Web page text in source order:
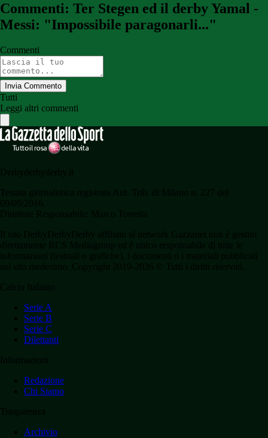
Commenti: Ter Stegen ed il derby Yamal -
Messi: "Impossibile paragonarli..."
Commenti
Invia Commento
Tutti
Leggi altri commenti
Serie A
Serie B
Serie C
Dilettanti
Redazione
Chi Siamo
Archivio